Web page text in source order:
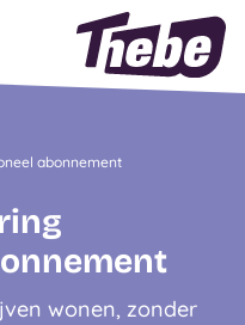
Naar homepage
abonnement
wonen, zonder